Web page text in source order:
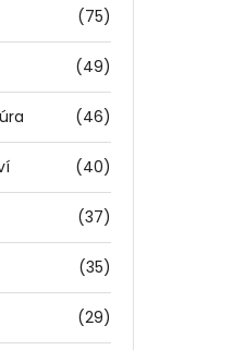
(75)
(49)
(46)
(40)
(37)
(35)
(29)